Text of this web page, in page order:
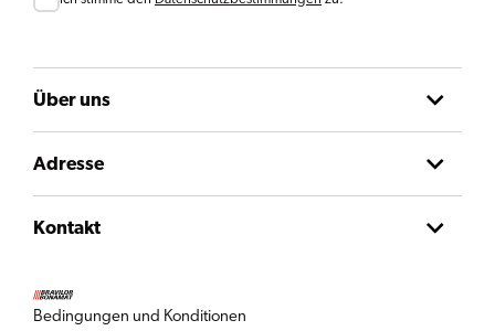
Über uns
Adresse
Kontakt
Bedingungen und Konditionen